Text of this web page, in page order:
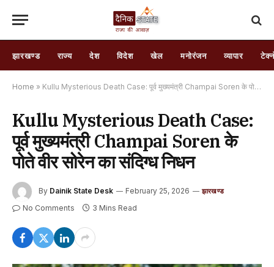
झारखण्ड राज्य देश विदेश खेल मनोरंजन व्यापार
Home » Kullu Mysterious Death Case: पूर्व मुख्यमंत्री Champai Soren के पोते वीर सोरेन का संदिग्ध निधन
Kullu Mysterious Death Case:
पूर्व मुख्यमंत्री Champai Soren के
पोते वीर सोरेन का संदिग्ध निधन
By Dainik State Desk February 25, 2026 झारखण्ड
No Comments 3 Mins Read